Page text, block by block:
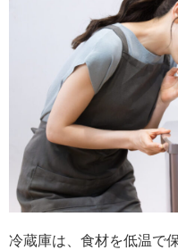
冷蔵庫は、食材を低温で